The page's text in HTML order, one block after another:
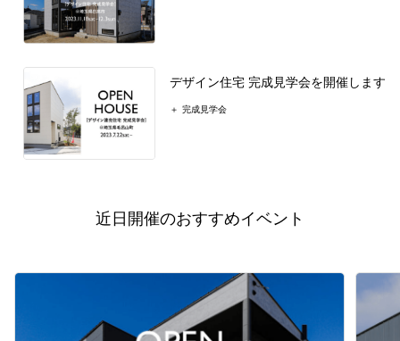
デザイン住宅 完成見学会を開催します
完成見学会
近日開催のおすすめイベント